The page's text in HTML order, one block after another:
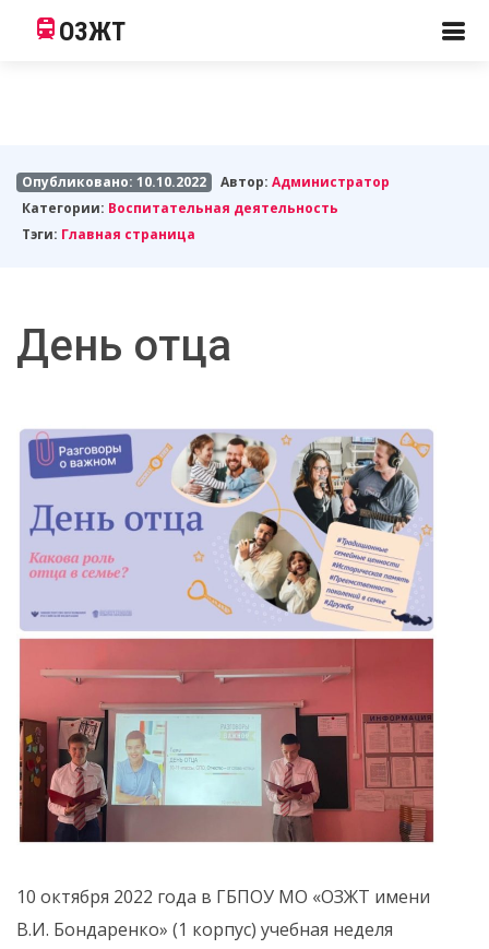
ОЗЖТ
Опубликовано: 10.10.2022 Автор:Администратор
Категории: Воспитательная деятельность
Тэги: Главная страница
День отца
10 октября 2022 года в ГБПОУ МО «ОЗЖТ имени
В.И. Бондаренко» (1 корпус) учебная неделя